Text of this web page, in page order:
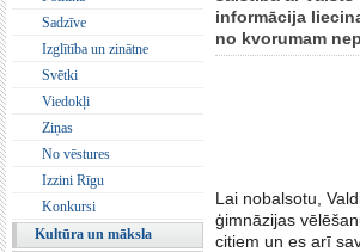
Sadzīve
Izglītība un zinātne
Svētki
Viedokļi
Ziņas
No vēstures
Izzini Rīgu
Konkursi
Kultūra un māksla
informācija
no kvorumam
Lai nobalsotu,
ģimnāzijas
citiem un es arī